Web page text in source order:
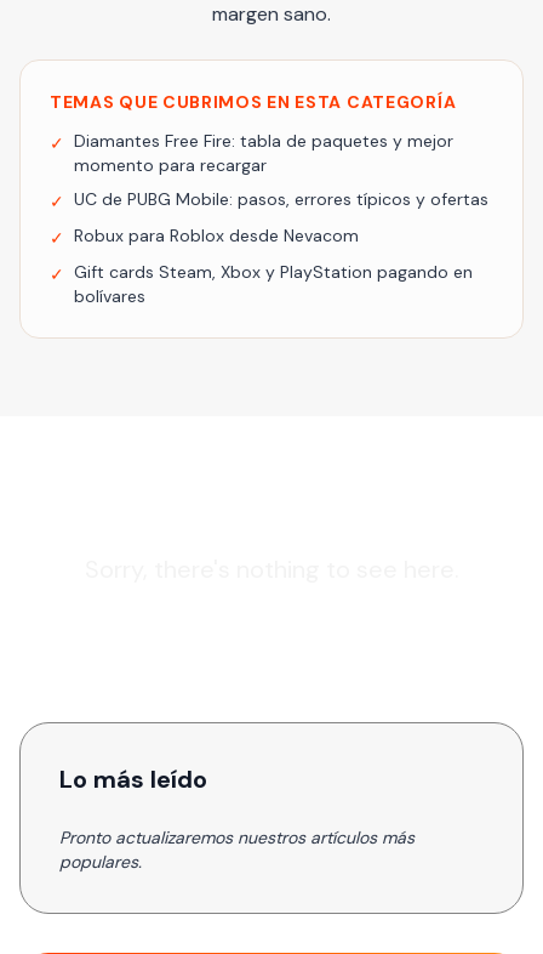
margen sano.
TEMAS QUE CUBRIMOS EN ESTA CATEGORÍA
✓ Diamantes Free Fire: tabla de paquetes y mejor
momento para recargar
✓ UC de PUBG Mobile: pasos, errores típicos y ofertas
✓ Robux para Roblox desde Nevacom
✓ Gift cards Steam, Xbox y PlayStation pagando en
bolívares
Lo más leído
Pronto actualizaremos nuestros artículos más
populares.